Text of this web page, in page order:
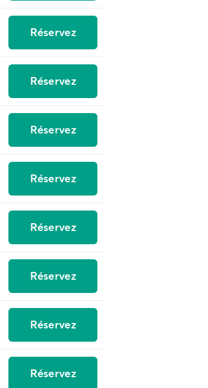
Réservez
Réservez
Réservez
Réservez
Réservez
Réservez
Réservez
Réservez